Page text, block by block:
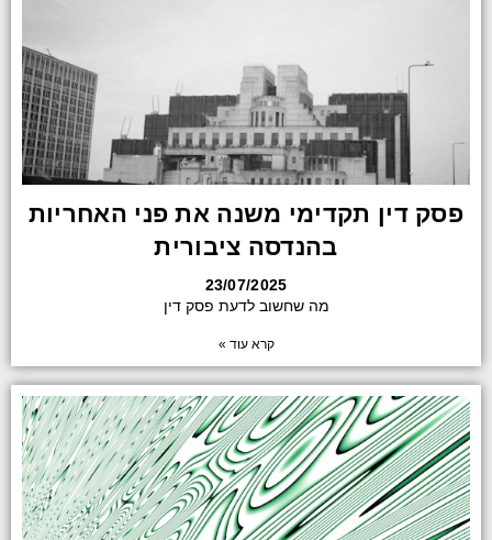
פסק דין תקדימי משנה את פני האחריות
בהנדסה ציבורית
23/07/2025
מה שחשוב לדעת פסק דין
קרא עוד »